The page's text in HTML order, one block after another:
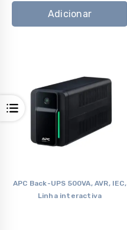
Adicionar
APC Back-UPS 500VA, AVR, IEC,
Linha interactiva